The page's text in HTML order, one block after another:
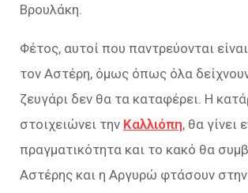
Βρουλάκη.
Φέτος, αυτοί που παντρεύονται
τον Αστέρη, όμως όπως όλα
ζευγάρι δεν θα τα καταφέρει. Η
στοιχειώνει την Καλλιόπη, θα γίνει
πραγματικότητα και το κακό θα
Αστέρης και η Αργυρώ φτάσουν στην